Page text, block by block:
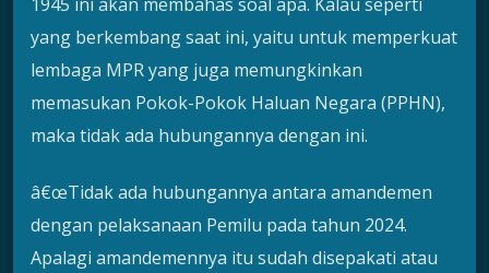
yang berkembang saat ini, yaitu untuk memperkuat
lembaga MPR yang juga memungkinkan
memasukan Pokok-Pokok Haluan Negara (PPHN),
maka tidak ada hubungannya dengan ini.
â€œTidak ada hubungannya antara amandemen
dengan pelaksanaan Pemilu pada tahun 2024.
Apalagi amandemennya itu sudah disepakati atau